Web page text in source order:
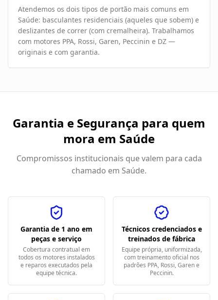
Atendemos os dois tipos de portão mais comuns em
Saúde: basculantes residenciais (aqueles que sobem) e
deslizantes de correr (com cremalheira). Trabalhamos
com motores PPA, Rossi, Garen, Peccinin e DZ —
originais e com garantia.
Garantia e Segurança para quem
mora em Saúde
Compromissos institucionais que valem para cada
chamado em Saúde.
Garantia de 1 ano em
peças e serviço
Cobertura contratual em
todos os motores instalados
e reparos executados pela
equipe técnica.
Técnicos credenciados e
treinados de fábrica
Equipe própria, uniformizada,
com treinamento oficial nos
padrões PPA, Rossi, Garen e
Peccinin.